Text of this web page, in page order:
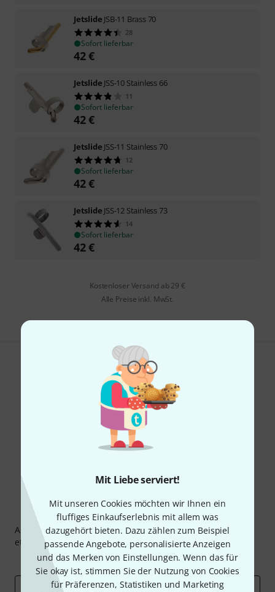
Mit Liebe serviert!
Mit unseren Cookies möchten wir Ihnen ein
fluffiges Einkaufserlebnis mit allem was
dazugehört bieten. Dazu zählen zum Beispiel
passende Angebote, personalisierte Anzeigen
und das Merken von Einstellungen. Wenn das für
Sie okay ist, stimmen Sie der Nutzung von Cookies
für Präferenzen, Statistiken und Marketing
Jetslide JSB-11 Brass 70
28
Sofort lieferbar
42€
Jetslide JSS-10 Stainless 66
11
Sofort lieferbar
42€
Jetslide JSS-11 Stainless 70
12
Sofort lieferbar
42€
Jetslide JSS-12 Stainless 73
14
Sofort lieferbar
42€
Kostenloser Versand ab 29 €
Alle Preise inkl. MwSt.
Gefällt Ihnen, was Sie sehen?
Teilen Hilfe & Feedback
Thomann Newsletter
Abonniere den Thomann Newsletter und gewinne mit
etwas Glück einen von50 Gutscheinenüber jeweils50€
Inspirierende Beiträge
Deals Thomann Insights